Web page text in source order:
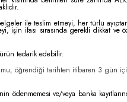
ile teslim etmeyi, her türlü
işin ifası sırasında gerekli dikkat ve
tedarik edebilir.
öğrendiği tarihten itibaren 3 gün
ödenmemesi ve/veya banka